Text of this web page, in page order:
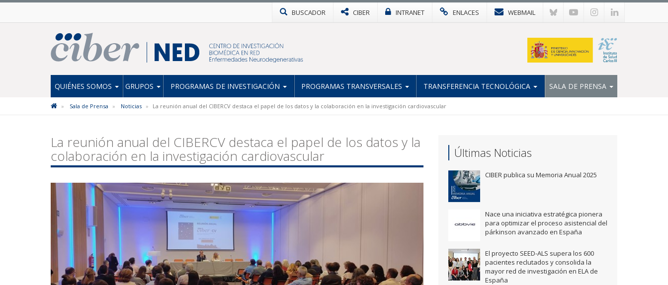
BUSCADOR CIBER INTRANET ENLACES WEBMAIL
QUIÉNES SOMOS GRUPOS PROGRAMAS DE INVESTIGACIÓN PROGRAMAS TRANSVERSALES TRANSFERENCIA TECNOLÓGICA SALA DE PRENSA
Sala de Prensa Noticias La reunión anual del CIBERCV destaca el papel de los datos y la colaboración en la investigación cardiovascular
La reunión anual del CIBERCV destaca el papel de los datos y la
colaboración en la investigación cardiovascular Últimas Noticias
CIBER publica su Memoria Anual 2025
Nace una iniciativa estratégica pionera
para optimizar el proceso asistencial del
párkinson avanzado en España
El proyecto SEED-ALS supera los 600
pacientes reclutados y consolida la
mayor red de investigación en ELA de
España